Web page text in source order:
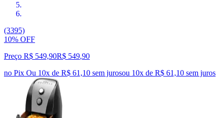
(3395)
10% OFF
Preço R$ 549,90R$ 549,90
no Pix Ou 10x de R$ 61,10 sem jurosou 10x de R$ 61,10 sem juros